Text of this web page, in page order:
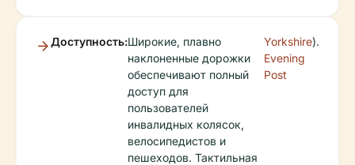
Доступность:Широкие, плавно
наклоненные дорожки
обеспечивают полный
доступ для
пользователей
инвалидных колясок,
велосипедистов и
пешеходов. Тактильная
Yorkshire
Evening
Post
).